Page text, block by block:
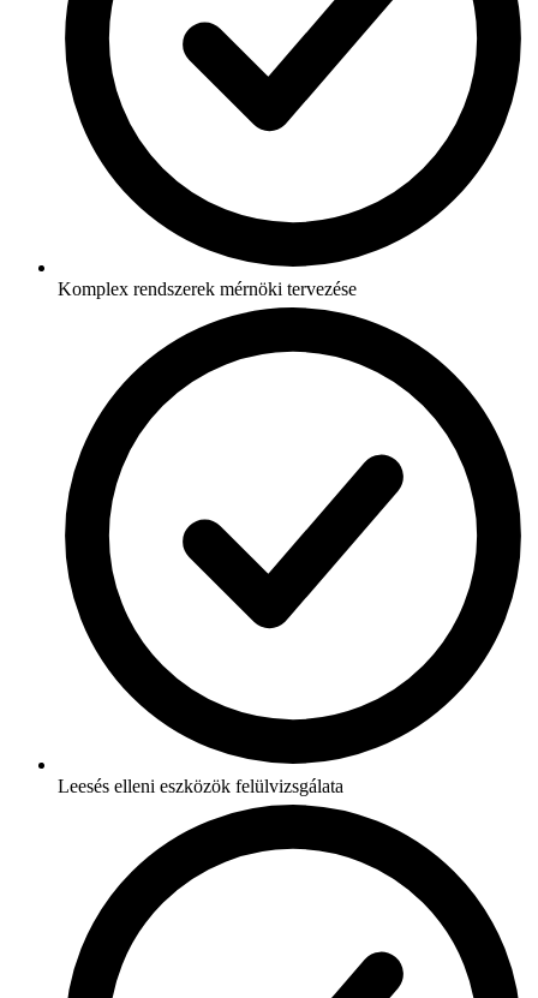
Komplex rendszerek mérnöki tervezése
Leesés elleni eszközök felülvizsgálata